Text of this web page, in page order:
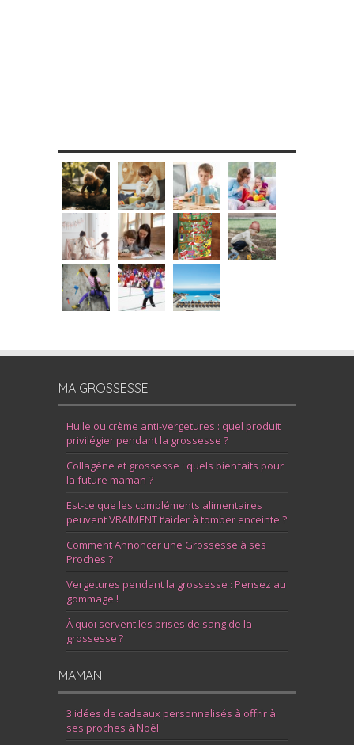
MA GROSSESSE
Huile ou crème anti-vergetures : quel produit
privilégier pendant la grossesse ?
Collagène et grossesse : quels bienfaits pour
la future maman ?
Est-ce que les compléments alimentaires
peuvent VRAIMENT t’aider à tomber enceinte ?
Comment Annoncer une Grossesse à ses
Proches ?
Vergetures pendant la grossesse : Pensez au
gommage !
À quoi servent les prises de sang de la
grossesse ?
MAMAN
3 idées de cadeaux personnalisés à offrir à
ses proches à Noël